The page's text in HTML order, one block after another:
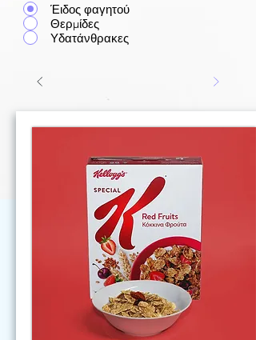
Έιδος φαγητού
Θερμίδες
Υδατάνθρακες